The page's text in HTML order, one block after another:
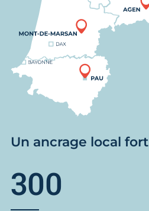
Un ancrage local fort
300